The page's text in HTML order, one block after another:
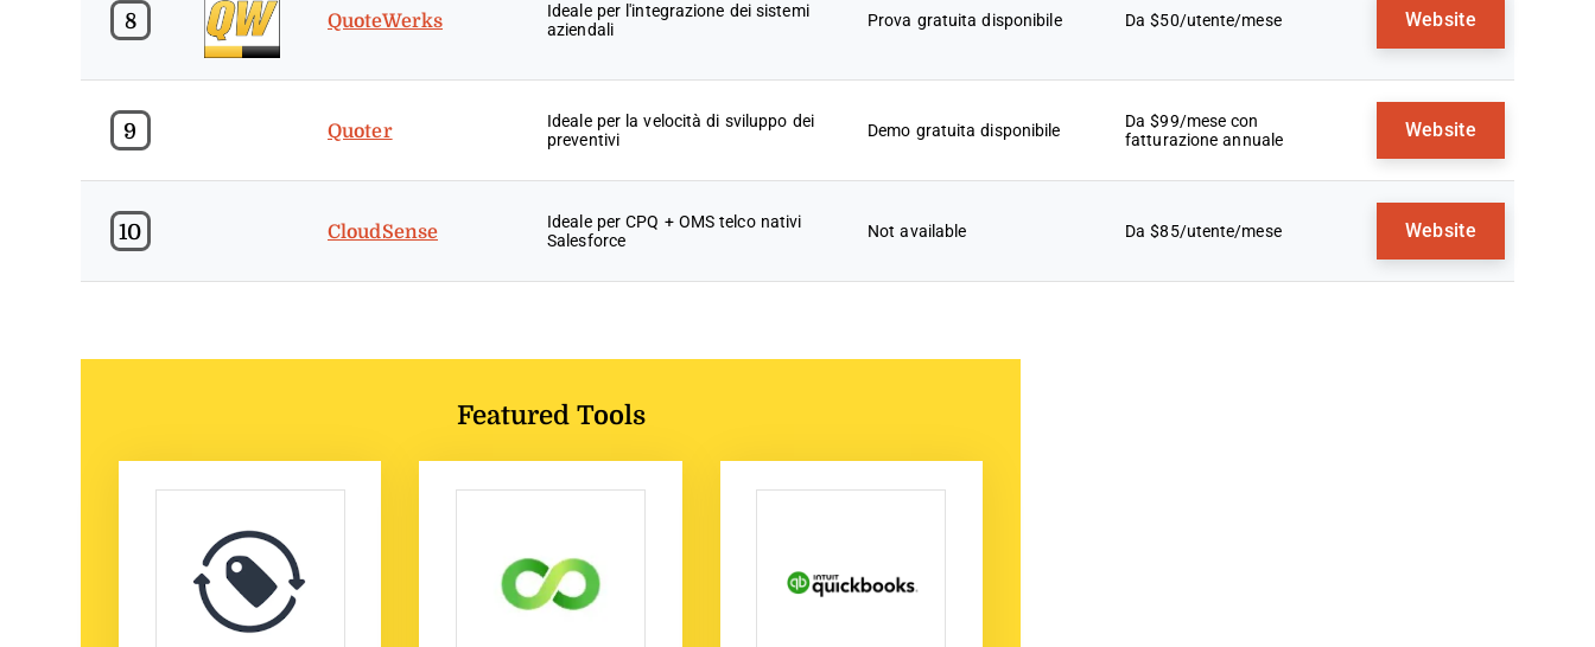
8 QuoteWerks
Ideale per l'integrazione dei sistemi
aziendali
Prova gratuita disponibile Da $50/utente/mese Website
9 Quoter
Ideale per la velocità di sviluppo dei
preventivi
Demo gratuita disponibile
Da $99/mese con
fatturazione annuale
Website
10 CloudSense
Ideale per CPQ + OMS telco nativi
Salesforce
Not available Da $85/utente/mese Website
Featured Tools